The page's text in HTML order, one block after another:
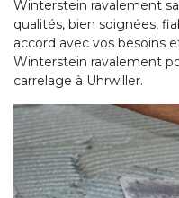
Winterstein ravalement
qualités, bien soignées,
accord avec vos besoins
Winterstein ravalement
carrelage à Uhrwiller.